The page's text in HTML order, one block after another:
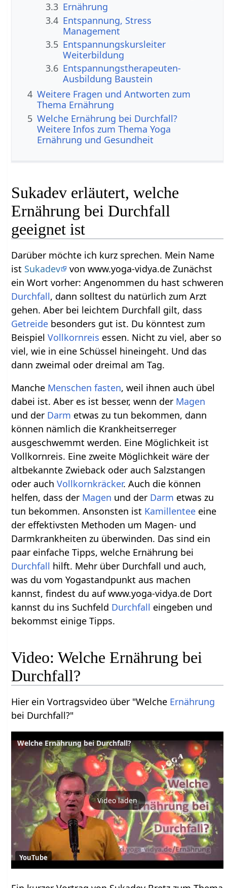
3.3 Ernährung
3.4 Entspannung, Stress
Management
3.5 Entspannungskursleiter
Weiterbildung
3.6 Entspannungstherapeuten-
Ausbildung Baustein
4 Weitere Fragen und Antworten zum
Thema Ernährung
5 Welche Ernährung bei Durchfall?
Weitere Infos zum Thema Yoga
Ernährung und Gesundheit
Sukadev erläutert, welche
Ernährung bei Durchfall
geeignet ist
Darüber möchte ich kurz sprechen. Mein Name
ist Sukadev
von www.yoga-vidya.de Zunächst
ein Wort vorher: Angenommen du hast schweren
Durchfall, dann solltest du natürlich zum Arzt
gehen. Aber bei leichtem Durchfall gilt, dass
Getreide besonders gut ist. Du könntest zum
BeispielVollkornreis essen. Nicht zu viel, aber so
viel, wie in eine Schüssel hineingeht. Und das
dann zweimal oder dreimal am Tag.
Manche Menschen fasten, weil ihnen auch übel
dabei ist. Aber es ist besser, wenn der Magen
und der Darm etwas zu tun bekommen, dann
können nämlich die Krankheitserreger
ausgeschwemmt werden. Eine Möglichkeit ist
Vollkornreis. Eine zweite Möglichkeit wäre der
altbekannte Zwieback oder auch Salzstangen
oder auchVollkornkräcker. Auch die können
helfen, dass der Magen und der Darm etwas zu
tun bekommen. Ansonsten ist Kamillentee eine
der effektivsten Methoden um Magen- und
Darmkrankheiten zu überwinden. Das sind ein
paar einfache Tipps, welche Ernährung bei
Durchfall hilft. Mehr über Durchfall und auch,
was du vom Yogastandpunkt aus machen
kannst, findest du auf www.yoga-vidya.de Dort
kannst du ins Suchfeld Durchfall eingeben und
bekommst einige Tipps.
Video: Welche Ernährung bei
Durchfall?
Hier ein Vortragsvideo über "Welche Ernährung
bei Durchfall?"
Welche Ernährung bei Durchfall?
Video laden
YouTube